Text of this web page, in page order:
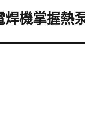
焊機掌握熱